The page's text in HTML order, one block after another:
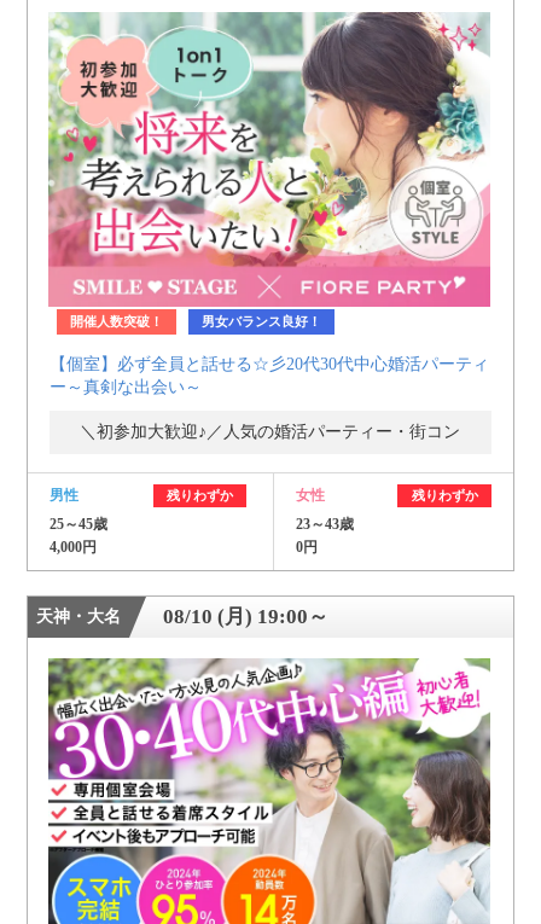
開催人数突破！ 男女バランス良好！
【個室】必ず全員と話せる☆彡20代30代中心婚活パーティ
ー～真剣な出会い～
＼初参加大歓迎♪／人気の婚活パーティー・街コン
男性 残りわずか
25～45歳
4,000円
女性 残りわずか
23～43歳
0円
天神・大名 08/10 (月) 19:00～